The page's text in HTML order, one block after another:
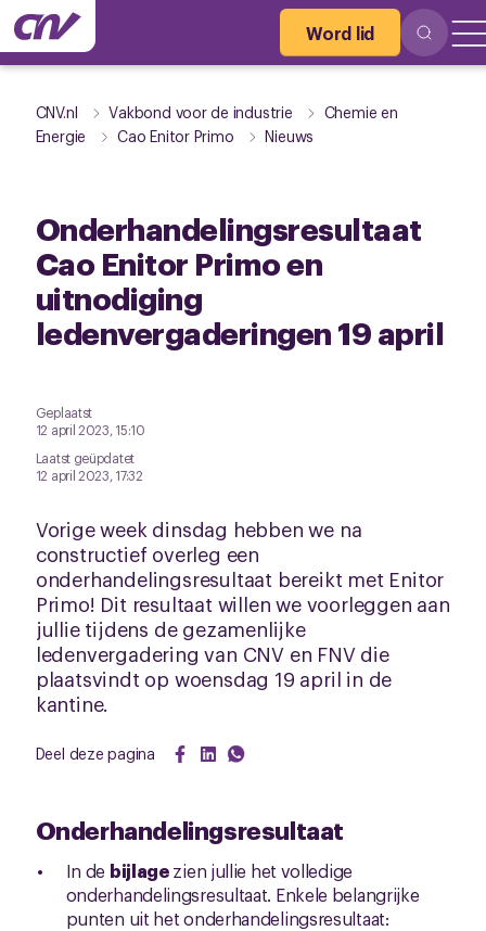
Word lid
CNV.nl Vakbond voor de industrie
Chemie en
Energie
Cao Enitor Primo Nieuws
Onderhandelingsresultaat
Cao Enitor Primo en
uitnodiging
ledenvergaderingen 19 april
Geplaatst
12 april 2023, 15:10
Laatst geüpdatet
12 april 2023, 17:32
Vorige week dinsdag hebben we na
constructief overleg een
onderhandelingsresultaat bereikt met Enitor
Primo! Dit resultaat willen we voorleggen aan
jullie tijdens de gezamenlijke
ledenvergadering van CNV en FNV die
plaatsvindt op woensdag 19 april in de
kantine.
Deel deze pagina
Onderhandelingsresultaat
In de bijlagezien jullie het volledige
onderhandelingsresultaat. Enkele belangrijke
punten uit het onderhandelingsresultaat: